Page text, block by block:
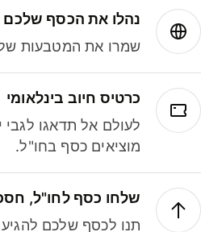
נהלו את הכסף שלכם
שמרו את המטבעות
כרטיס חיוב בינלאומי
לעולם אל תדאגו לגבי
מוציאים כסף בחו"ל.
שלחו כסף לחו"ל,
תנו לכסף שלכם